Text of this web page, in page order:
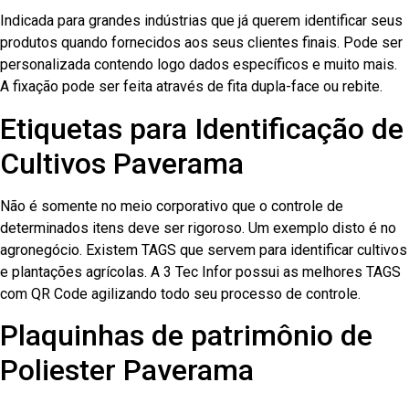
Indicada para grandes indústrias que já querem identificar seus
produtos quando fornecidos aos seus clientes finais. Pode ser
personalizada contendo logo dados específicos e muito mais.
A fixação pode ser feita através de fita dupla-face ou rebite.
Etiquetas para Identificação de
Cultivos Paverama
Não é somente no meio corporativo que o controle de
determinados itens deve ser rigoroso. Um exemplo disto é no
agronegócio. Existem TAGS que servem para identificar cultivos
e plantações agrícolas. A 3 Tec Infor possui as melhores TAGS
com QR Code agilizando todo seu processo de controle.
Plaquinhas de patrimônio de
Poliester Paverama